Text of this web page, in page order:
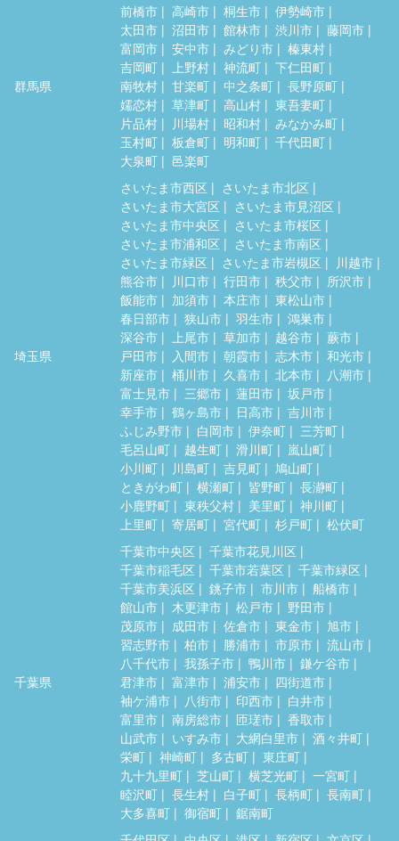
群馬県
前橋市 高崎市 桐生市
伊勢崎市
太田市
沼田市 館林市 渋川市
藤岡市
富岡市
安中市 みどり市
榛東村
吉岡町
上野村 神流町
下仁田町
南牧村
甘楽町 中之条町
長野原町
嬬恋村
草津町 高山村
東吾妻町
片品村
川場村 昭和村
みなかみ町
玉村町
板倉町 明和町
千代田町
大泉町
邑楽町
埼玉県
さいたま市西区
さいたま市北区
さいたま市大宮区
さいたま市見沼区
さいたま市中央区
さいたま市桜区
さいたま市浦和区
さいたま市南区
さいたま市緑区
さいたま市岩槻区
川越市
熊谷市
川口市 行田市 秩父市
所沢市
飯能市
加須市 本庄市
東松山市
春日部市
狭山市 羽生市
鴻巣市
深谷市
上尾市 草加市 越谷市
蕨市
戸田市
入間市 朝霞市 志木市
和光市
新座市
桶川市 久喜市 北本市
八潮市
富士見市
三郷市 蓮田市
坂戸市
幸手市
鶴ヶ島市 日高市
吉川市
ふじみ野市
白岡市 伊奈町
三芳町
毛呂山町
越生町 滑川町
嵐山町
小川町
川島町 吉見町
鳩山町
ときがわ町
横瀬町 皆野町
長瀞町
小鹿野町
東秩父村 美里町
神川町
上里町
寄居町 宮代町 杉戸町 松伏町
千葉県
千葉市中央区
千葉市花見川区
千葉市稲毛区
千葉市若葉区
千葉市緑区
千葉市美浜区
銚子市 市川市
船橋市
館山市
木更津市 松戸市
野田市
茂原市
成田市 佐倉市 東金市
旭市
習志野市
柏市 勝浦市 市原市
流山市
八千代市
我孫子市 鴨川市
鎌ケ谷市
君津市
富津市 浦安市
四街道市
袖ケ浦市
八街市 印西市
白井市
富里市
南房総市 匝瑳市
香取市
山武市
いすみ市 大網白里市
酒々井町
栄町
神崎町 多古町
東庄町
九十九里町
芝山町 横芝光町
一宮町
睦沢町
長生村 白子町 長柄町
長南町
大多喜町
御宿町
鋸南町